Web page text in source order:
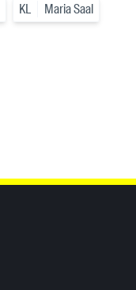
KL Maria Saal